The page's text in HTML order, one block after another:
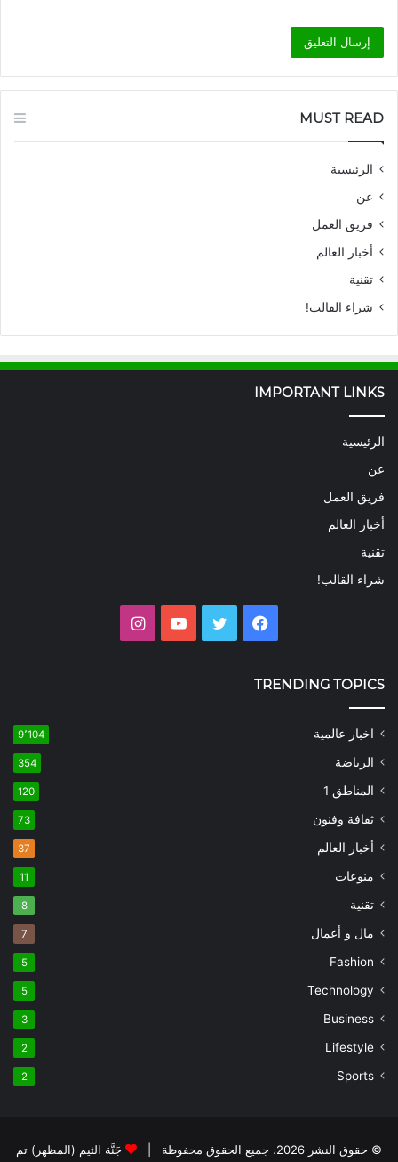
MUST READ
الرئيسية
عن
فريق العمل
أخبار العالم
تقنية
شراء القالب!
IMPORTANT LINKS
الرئيسية
عن
فريق العمل
أخبار العالم
تقنية
شراء القالب!
فيسبوك تويتر يوتيوب
TRENDING TOPICS
اخبار عالمية 9٬104
الرياضة 354
المناطق 1 120
ثقافة وفنون 73
أخبار العالم 37
منوعات 11
تقنية 8
مال و أعمال 7
Fashion
5
Technology
5
Business
3
Lifestyle
2
Sports
2
© حقوق النشر 2026، جميع الحقوق محفوظة | جَنَّة الثيم (المظهر) تم